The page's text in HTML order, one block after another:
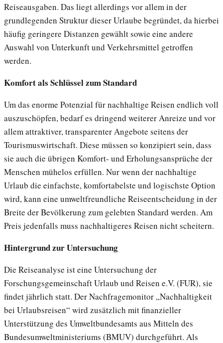
Reiseausgaben. Das liegt allerdings vor allem in der
grundlegenden Struktur dieser Urlaube begründet, da hierbei
häufig geringere Distanzen gewählt sowie eine andere
Auswahl von Unterkunft und Verkehrsmittel getroffen
werden.
Komfort als Schlüssel zum Standard
Um das enorme Potenzial für nachhaltige Reisen endlich voll
auszuschöpfen, bedarf es dringend weiterer Anreize und vor
allem attraktiver, transparenter Angebote seitens der
Tourismuswirtschaft. Diese müssen so konzipiert sein, dass
sie auch die übrigen Komfort- und Erholungsansprüche der
Menschen mühelos erfüllen. Nur wenn der nachhaltige
Urlaub die einfachste, komfortabelste und logischste Option
wird, kann eine umweltfreundliche Reiseentscheidung in der
Breite der Bevölkerung zum gelebten Standard werden. Am
Preis jedenfalls muss nachhaltigeres Reisen nicht scheitern.
Hintergrund zur Untersuchung
Die Reiseanalyse ist eine Untersuchung der
Forschungsgemeinschaft Urlaub und Reisen e.V. (FUR), sie
findet jährlich statt. Der Nachfragemonitor „Nachhaltigkeit
bei Urlaubsreisen“ wird zusätzlich mit finanzieller
Unterstützung des Umweltbundesamts aus Mitteln des
Bundesumweltministeriums (BMUV) durchgeführt. Als